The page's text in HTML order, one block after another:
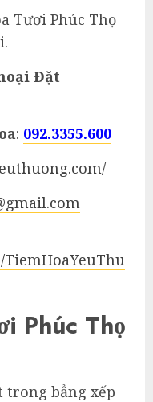
Tươi Phúc Thọ
Đặt
: 092.3355.600
Phúc Thọ
trong bẳng xếp